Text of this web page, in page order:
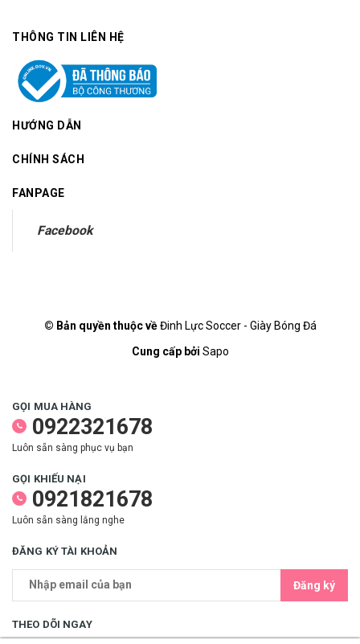
THÔNG TIN LIÊN HỆ
HƯỚNG DẪN
CHÍNH SÁCH
FANPAGE
Facebook
© Bản quyền thuộc vềĐinh Lực Soccer - Giày Bóng Đá
Cung cấp bởi Sapo
GỌI MUA HÀNG
0922321678
Luôn sẵn sàng phục vụ bạn
GỌI KHIẾU NẠI
0921821678
Luôn sẵn sàng lắng nghe
ĐĂNG KÝ TÀI KHOẢN
Đăng ký
THEO DÕI NGAY